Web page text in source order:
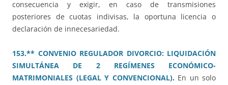
consecuencia y exigir, en caso de transmisiones
posteriores de cuotas indivisas, la oportuna licencia o
declaración de innecesariedad.
153.** CONVENIO REGULADOR DIVORCIO: LIQUIDACIÓN
SIMULTÁNEA DE 2 REGÍMENES ECONÓMICO-
MATRIMONIALES (LEGAL Y CONVENCIONAL). En un solo